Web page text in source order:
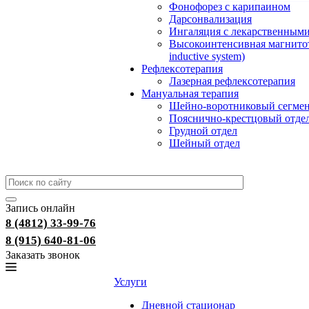
Фонофорез с карипаином
Дарсонвализация
Ингаляция с
Высокоинтенсивная
inductive system)
Рефлексотерапия
Лазерная рефлексотерапия
Мануальная терапия
Шейно-воротниковый
Пояснично-крестцовый
Грудной отдел
Шейный отдел
Запись онлайн
8 (4812) 33-99-76
8 (915) 640-81-06
Заказать звонок
Услуги
Дневной стационар